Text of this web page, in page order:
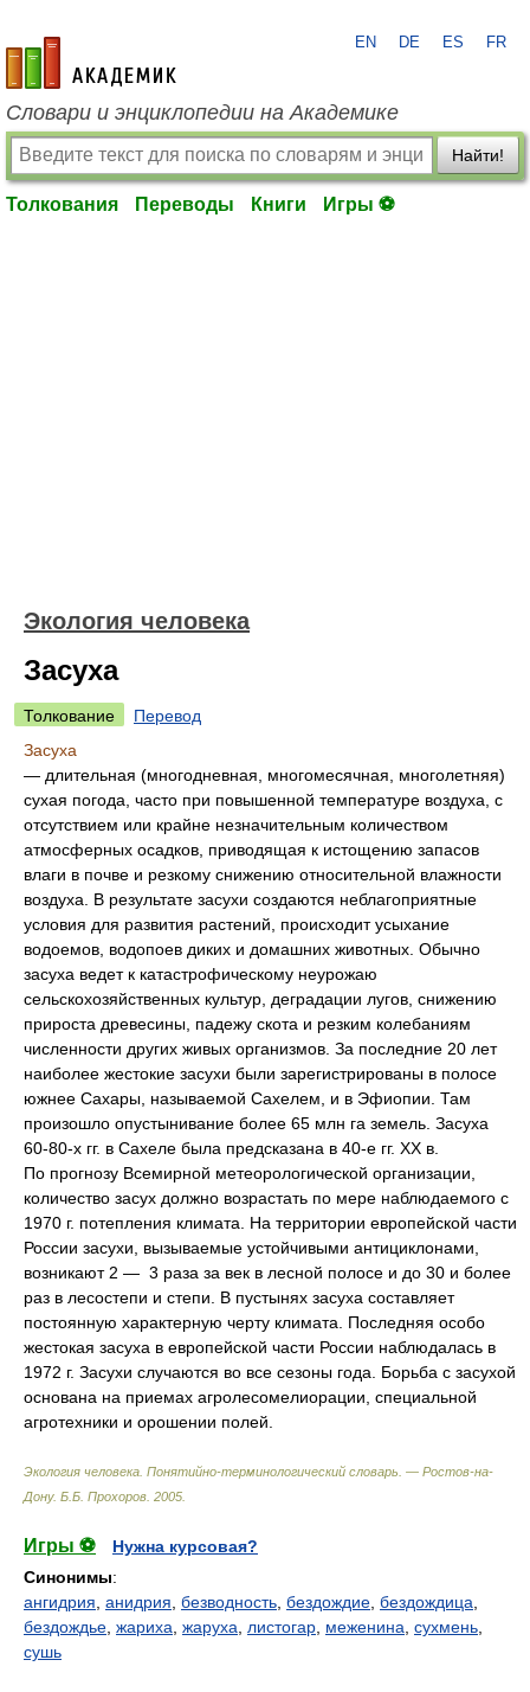
academic.ru
EN DE ES FR
Словари и энциклопедии на Академике
Найти!
Толкования Переводы Книги Игры ⚽
Экология человека
Засуха
Толкование
Перевод
Засуха
— длительная (многодневная, многомесячная, многолетняя)
сухая погода, часто при повышенной температуре воздуха, с
отсутствием или крайне незначительным количеством
атмосферных осадков, приводящая к истощению запасов
влаги в почве и резкому снижению относительной влажности
воздуха. В результате засухи создаются неблагоприятные
условия для развития растений, происходит усыхание
водоемов, водопоев диких и домашних животных. Обычно
засуха ведет к катастрофическому неурожаю
сельскохозяйственных культур, деградации лугов, снижению
прироста древесины, падежу скота и резким колебаниям
численности других живых организмов. За последние 20 лет
наиболее жестокие засухи были зарегистрированы в полосе
южнее Сахары, называемой Сахелем, и в Эфиопии. Там
произошло опустынивание более 65 млн га земель. Засуха
60‑80‑х гг. в Сахеле была предсказана в 40‑е гг. ХХ в.
По прогнозу Всемирной метеорологической организации,
количество засух должно возрастать по мере наблюдаемого с
1970 г. потепления климата. На территории европейской части
России засухи, вызываемые устойчивыми антициклонами,
возникают 2 — 3 раза за век в лесной полосе и до 30 и более
раз в лесостепи и степи. В пустынях засуха составляет
постоянную характерную черту климата. Последняя особо
жестокая засуха в европейской части России наблюдалась в
1972 г. Засухи случаются во все сезоны года. Борьба с засухой
основана на приемах агролесомелиорации, специальной
агротехники и орошении полей.
Экология человека. Понятийно-терминологический словарь. — Ростов-на-
Дону. Б.Б. Прохоров 2005
Игры ⚽
Нужна курсовая?
Синонимы:
ангидрия анидрия безводность бездождие бездождица
бездождье жариха жаруха листогар меженина сухмень
сушь